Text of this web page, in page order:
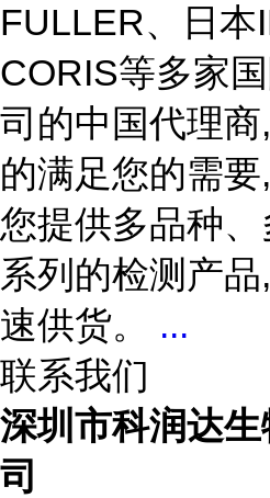
FULLER、日本
CORIS等多家
司的中国代理
的满足您的需
您提供多品种
系列的检测产
速供货。 ...
联系我们
深圳市科润达
司